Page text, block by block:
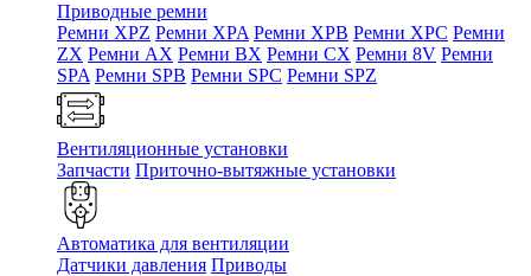
Приводные ремни
Ремни XPZ Ремни XPA Ремни XPB Ремни XPC Ремни
ZX Ремни AX Ремни BX Ремни CX Ремни 8V Ремни
SPA Ремни SPB Ремни SPC Ремни SPZ
Вентиляционные установки
Запчасти Приточно-вытяжные установки
Автоматика для вентиляции
Датчики давления Приводы